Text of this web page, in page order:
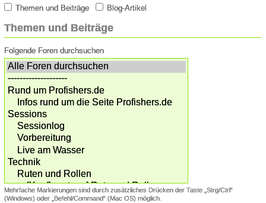
Themen und Beiträge
Blog-Artikel
Themen und Beiträge
Folgende Foren durchsuchen
Mehrfache Markierungen sind durch zusätzliches Drücken der Taste „Strg/Ctrl“
(Windows) oder „Befehl/Command“ (Mac OS) möglich.